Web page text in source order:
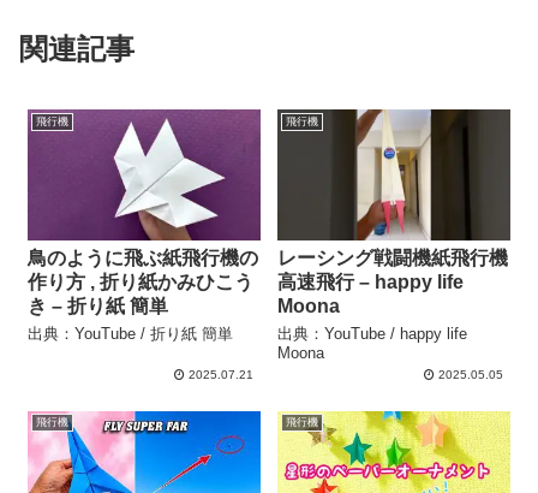
関連記事
飛行機
鳥のように飛ぶ紙飛行機の
作り方 , 折り紙かみひこう
き – 折り紙 簡単
出典：YouTube / 折り紙 簡単
2025.07.21
飛行機
レーシング戦闘機紙飛行機
高速飛行 – happy life
Moona
出典：YouTube / happy life
Moona
2025.05.05
飛行機 飛行機